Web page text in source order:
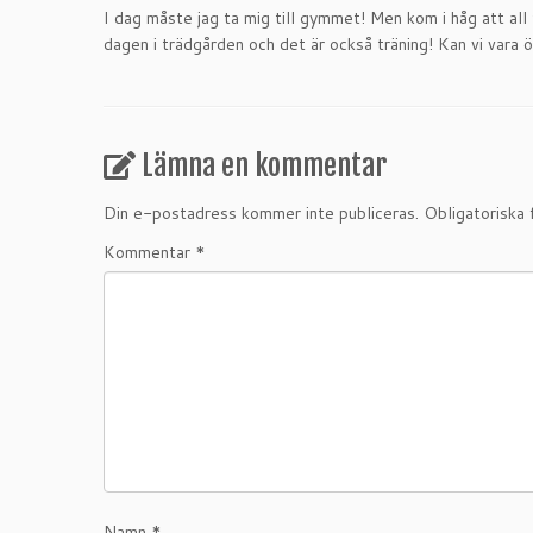
I dag måste jag ta mig till gymmet! Men kom i håg att
dagen i trädgården och det är också träning! Kan vi
Lämna en kommentar
Din e-postadress kommer inte publiceras.
Kommentar *